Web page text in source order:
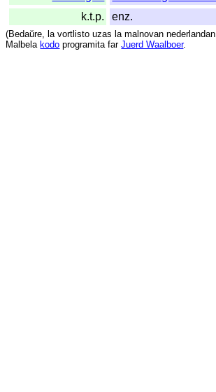
k.t.p.
enz.
(Bedaŭre, la vortlisto uzas la malnovan nederlandan
Malbela kodo programita far Juerd Waalboer.